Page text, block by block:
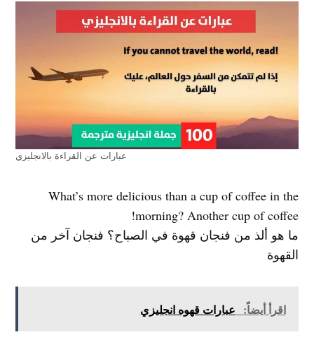
عبارات عن القراءة بالانجليزي
What’s more delicious than a cup of coffee in the
morning? Another cup of coffee!
ما هو ألذ من فنجان قهوة في الصباح؟ فنجان آخر من
القهوة
اقرأ أيضاً: عبارات قهوه انجليزي